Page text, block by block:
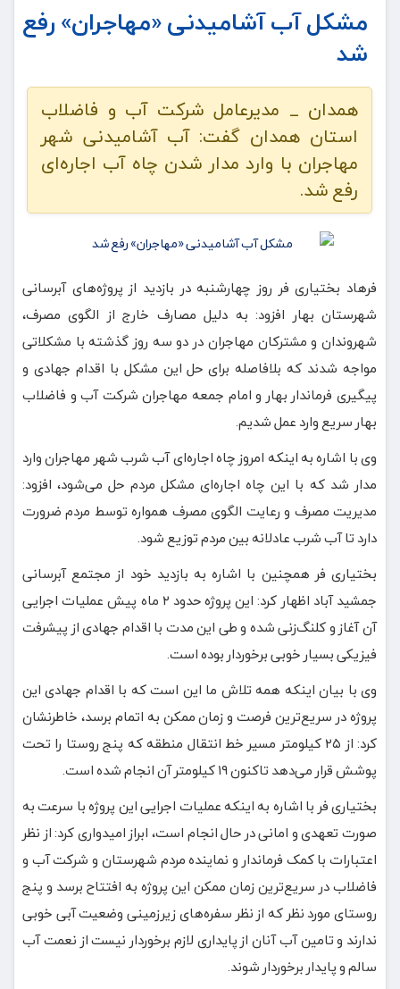
مشکل آب آشامیدنی «مهاجران» رفع
شد
همدان _ مدیرعامل شرکت آب و فاضلاب
استان همدان گفت: آب آشامیدنی شهر
مهاجران با وارد مدار شدن چاه آب اجاره‌ای
رفع شد.
فرهاد بختیاری فر روز چهارشنبه در بازدید از پروژه‌های آبرسانی
شهرستان بهار افزود: به دلیل مصارف خارج از الگوی مصرف،
شهروندان و مشترکان مهاجران در دو سه روز گذشته با مشکلاتی
مواجه شدند که بلافاصله برای حل این مشکل با اقدام جهادی و
پیگیری فرماندار بهار و امام جمعه مهاجران شرکت آب و فاضلاب
بهار سریع وارد عمل شدیم.
وی با اشاره به اینکه امروز چاه اجاره‌ای آب شرب شهر مهاجران وارد
مدار شد که با این چاه اجاره‌ای مشکل مردم حل می‌شود، افزود:
مدیریت مصرف و رعایت الگوی مصرف همواره توسط مردم ضرورت
دارد تا آب شرب عادلانه بین مردم توزیع شود.
بختیاری فر همچنین با اشاره به بازدید خود از مجتمع آبرسانی
جمشید آباد اظهار کرد: این پروژه حدود ۲ ماه پیش عملیات اجرایی
آن آغاز و کلنگ‌زنی شده و طی این مدت با اقدام جهادی از پیشرفت
فیزیکی بسیار خوبی برخوردار بوده است.
وی با بیان اینکه همه تلاش ما این است که با اقدام جهادی این
پروژه در سریع‌ترین فرصت و زمان ممکن به اتمام برسد، خاطرنشان
کرد: از ۲۵ کیلومتر مسیر خط انتقال منطقه که پنج روستا را تحت
پوشش قرار می‌دهد تاکنون ۱۹ کیلومتر آن انجام شده است.
بختیاری فر با اشاره به اینکه عملیات اجرایی این پروژه با سرعت به
صورت تعهدی و امانی در حال انجام است، ابراز امیدواری کرد: از نظر
اعتبارات با کمک فرماندار و نماینده مردم شهرستان و شرکت آب و
فاضلاب در سریع‌ترین زمان ممکن این پروژه به افتتاح برسد و پنج
روستای مورد نظر که از نظر سفره‌های زیرزمینی وضعیت آبی خوبی
ندارند و تامین آب آنان از پایداری لازم برخوردار نیست از نعمت آب
سالم و پایدار برخوردار شوند.